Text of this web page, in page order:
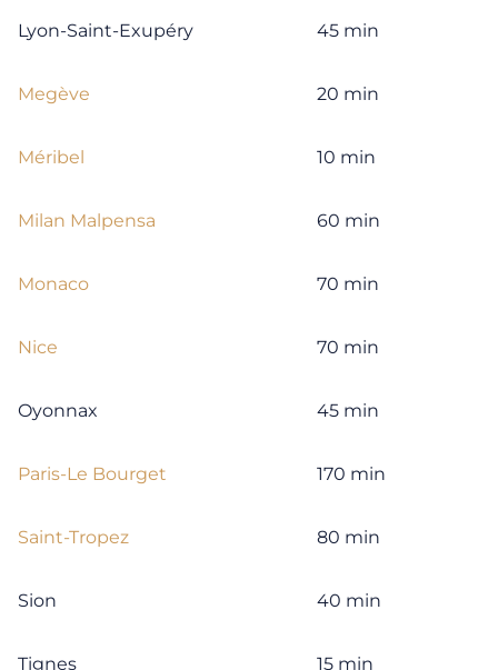
Lyon-Saint-Exupéry 45 min
Megève 20 min
Méribel 10 min
Milan Malpensa 60 min
Monaco 70 min
Nice 70 min
Oyonnax 45 min
Paris-Le Bourget 170 min
Saint-Tropez 80 min
Sion 40 min
Tignes 15 min